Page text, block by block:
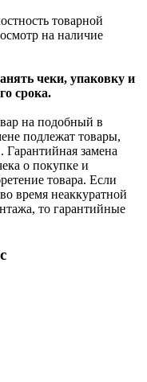
товарной
на наличие
чеки, упаковку и
срока.
на подобный в
подлежат товары,
Гарантийная замена
о покупке и
товара. Если
время неаккуратной
то гарантийные